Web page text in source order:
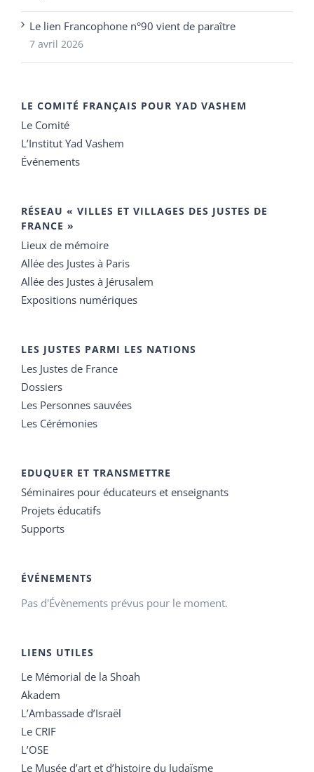
Le lien Francophone n°90 vient de paraître
7 avril 2026
LE COMITÉ FRANÇAIS POUR YAD VASHEM
Le Comité
L’Institut Yad Vashem
Événements
RÉSEAU « VILLES ET VILLAGES DES JUSTES DE
FRANCE »
Lieux de mémoire
Allée des Justes à Paris
Allée des Justes à Jérusalem
Expositions numériques
LES JUSTES PARMI LES NATIONS
Les Justes de France
Dossiers
Les Personnes sauvées
Les Cérémonies
EDUQUER ET TRANSMETTRE
Séminaires pour éducateurs et enseignants
Projets éducatifs
Supports
ÉVÉNEMENTS
Pas d'Évènements prévus pour le moment.
LIENS UTILES
Le Mémorial de la Shoah
Akadem
L’Ambassade d’Israël
Le CRIF
L’OSE
Le Musée d’art et d’histoire du Judaïsme